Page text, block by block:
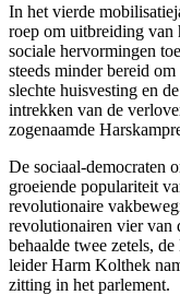
In het vierde
roep om uitbreiding van
sociale hervormingen
steeds minder bereid
slechte huisvesting en
intrekken van de
zogenaamde
De sociaal-democraten
groeiende populariteit
revolutionaire
revolutionairen vier van
behaalde twee zetels,
leider Harm Kolthek
zitting in het parlement.